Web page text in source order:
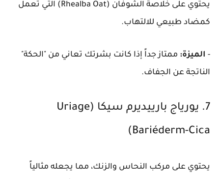
يحتوي على خلاصة الشوفان (Rhealba Oat) التي تعمل
كمضاد طبيعي للالتهاب.
- الميزة: ممتاز جداً إذا كانت بشرتك تعاني من "الحكة"
الناتجة عن الجفاف.
7. يورياج بارييديرم سيكا (Uriage
Bariéderm-Cica)
يحتوي على مركب النحاس والزنك، مما يجعله مثالياً